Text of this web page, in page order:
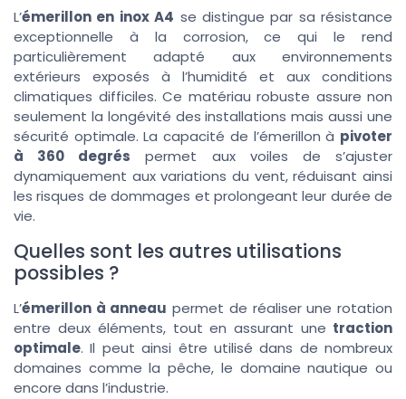
L’émerillon en inox A4 se distingue par sa résistance
exceptionnelle à la corrosion, ce qui le rend
particulièrement adapté aux environnements
extérieurs exposés à l’humidité et aux conditions
climatiques difficiles. Ce matériau robuste assure non
seulement la longévité des installations mais aussi une
sécurité optimale. La capacité de l’émerillon à pivoter
à 360 degrés permet aux voiles de s’ajuster
dynamiquement aux variations du vent, réduisant ainsi
les risques de dommages et prolongeant leur durée de
vie.
Quelles sont les autres utilisations
possibles ?
L’émerillon à anneau permet de réaliser une rotation
entre deux éléments, tout en assurant une traction
optimale. Il peut ainsi être utilisé dans de nombreux
domaines comme la pêche, le domaine nautique ou
encore dans l’industrie.